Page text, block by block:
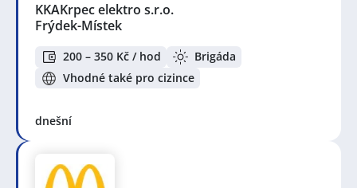
KKAKrpec elektro s.r.o.
Frýdek-Místek
200 – 350 Kč / hod
Brigáda
Vhodné také pro cizince
dnešní